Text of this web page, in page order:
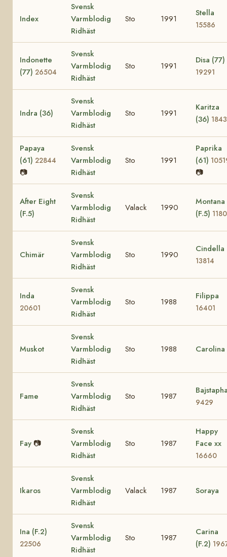
Index
Svensk
Varmblodig
Ridhäst
Sto 1991
Stella
15586
Indonette
(77) 26504
Svensk
Varmblodig
Ridhäst
Sto 1991
Disa (77)
19291
Indra (36)
Svensk
Varmblodig
Ridhäst
Sto 1991
Karitza
(36)
Papaya
(61) 22844
📷
Svensk
Varmblodig
Ridhäst
Sto 1991
Paprika
(61)
📷
After Eight
(F.5)
Svensk
Varmblodig
Ridhäst
Valack 1990
Montana
(F.5)
Chimär
Svensk
Varmblodig
Ridhäst
Sto 1990
Cindella
13814
Inda
20601
Svensk
Varmblodig
Ridhäst
Sto 1988
Filippa
16401
Muskot
Svensk
Varmblodig
Ridhäst
Sto 1988 Carolina
Fame
Svensk
Varmblodig
Ridhäst
Sto 1987
9429
Fay 📷
Svensk
Varmblodig
Ridhäst
Sto 1987
Happy
Face xx
16660
Ikaros
Svensk
Varmblodig
Ridhäst
Valack 1987 Soraya
Ina (F.2)
22506
Svensk
Varmblodig
Ridhäst
Sto 1987
Carina
(F.2)